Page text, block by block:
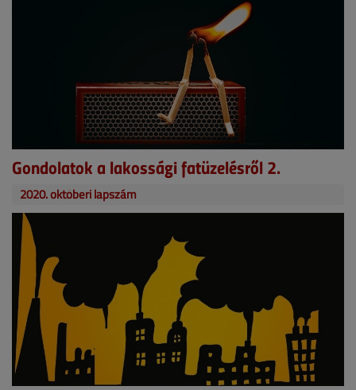
Gondolatok a lakossági fatüzelésről 2.
2020. októberi lapszám